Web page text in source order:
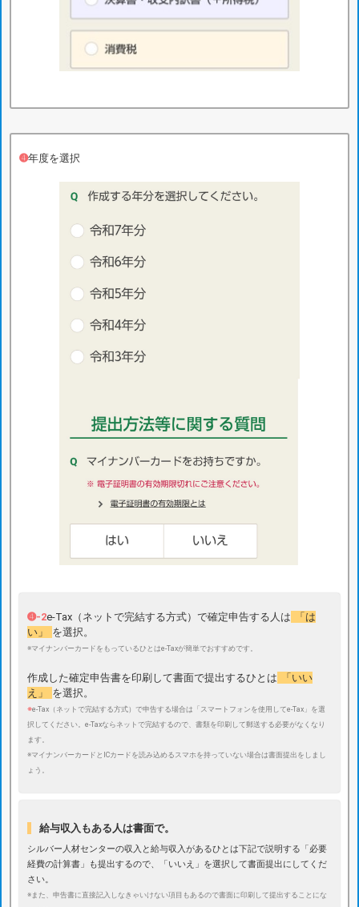
➍年度を選択
➍-2e-Tax（ネットで完結する方式）で確定申告する人は
「は
い」
を選択。
※マイナンバーカードをもっているひとはe-Taxが簡単でおすすめです。
作成した確定申告書を印刷して書面で提出するひとは
「いい
え」
を選択。
※e-Tax（ネットで完結する方式）で申告する場合は「スマートフォンを使用してe-Tax」を選
択してください。e-Taxならネットで完結するので、書類を印刷して郵送する必要がなくなり
ます。
※マイナンバーカードとICカードを読み込めるスマホを持っていない場合は書面提出をしまし
ょう。
給与収入もある人は書面で。
シルバー人材センターの収入と給与収入があるひとは下記で説明する「必要
経費の計算書」も提出するので、「いいえ」を選択して書面提出にしてくだ
さい。
※また、申告書に直接記入しなきゃいけない項目もあるので書面に印刷して提出することにな